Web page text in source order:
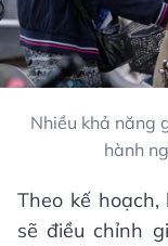
Nhiều khả năng
hành
Theo kế
sẽ điều chỉnh